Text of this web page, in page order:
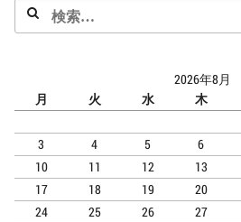
検
索:
2026年8月
月
火 水 木
3
4 5 6
10
11 12 13
17
18 19 20
24
25 26 27